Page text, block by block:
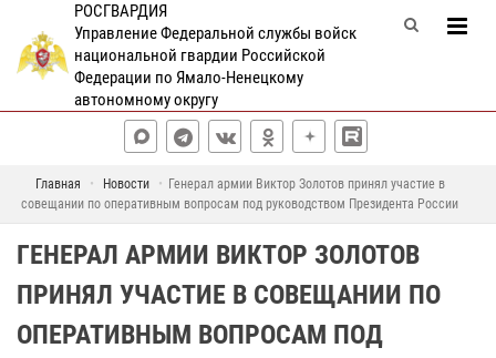
РОСГВАРДИЯ
Управление Федеральной службы войск
национальной гвардии Российской
Федерации по Ямало-Ненецкому
автономному округу
Главная Новости
Генерал армии Виктор Золотов принял участие в
совещании по оперативным вопросам под руководством Президента России
ГЕНЕРАЛ АРМИИ ВИКТОР ЗОЛОТОВ
ПРИНЯЛ УЧАСТИЕ В СОВЕЩАНИИ ПО
ОПЕРАТИВНЫМ ВОПРОСАМ ПОД